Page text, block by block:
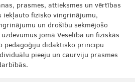
prasmes, attieksmes un vērtības
iekļauto fizisko vingrinājumu,
un drošību sekmējošo
jomā Veselība un fiziskās
pedagoģiju didaktisko principu
pieeju un caurviju prasmes